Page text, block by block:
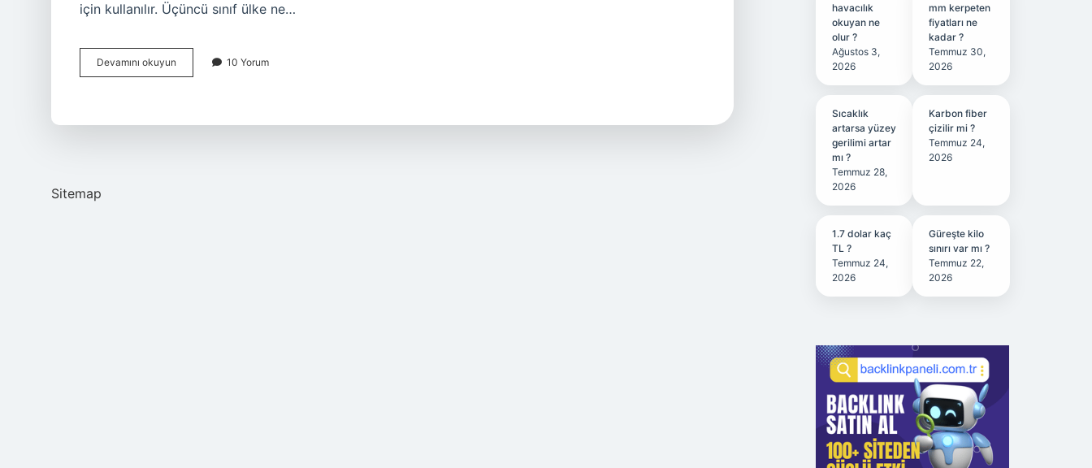
için kullanılır. Üçüncü sınıf ülke ne…
Devamını okuyun
Kaçıncı
10 Yorum
Sitemap
havacılık
okuyan ne
olur ?
Ağustos 3,
2026
mm kerpeten
fiyatları ne
kadar ?
Temmuz 30,
2026
Sıcaklık
artarsa yüzey
gerilimi artar
mı ?
Temmuz 28,
2026
Karbon fiber
çizilir mi ?
Temmuz 24,
2026
1.7 dolar kaç
TL ?
Temmuz 24,
2026
Güreşte kilo
sınırı var mı ?
Temmuz 22,
2026